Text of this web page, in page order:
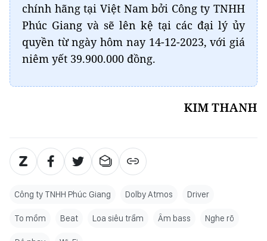
chính hãng tại Việt Nam bởi Công ty TNHH
Phúc Giang và sẽ lên kệ tại các đại lý ủy
quyền từ ngày hôm nay 14-12-2023, với giá
niêm yết 39.900.000 đồng.
KIM THANH
Công ty TNHH Phúc Giang Dolby Atmos Driver
To mồm Beat Loa siêu trầm Âm bass Nghe rõ